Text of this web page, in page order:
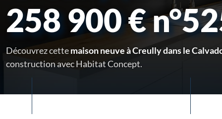
258 900 €
Découvrez cettemaison neuve à Creully dans le
construction avec Habitat Concept.